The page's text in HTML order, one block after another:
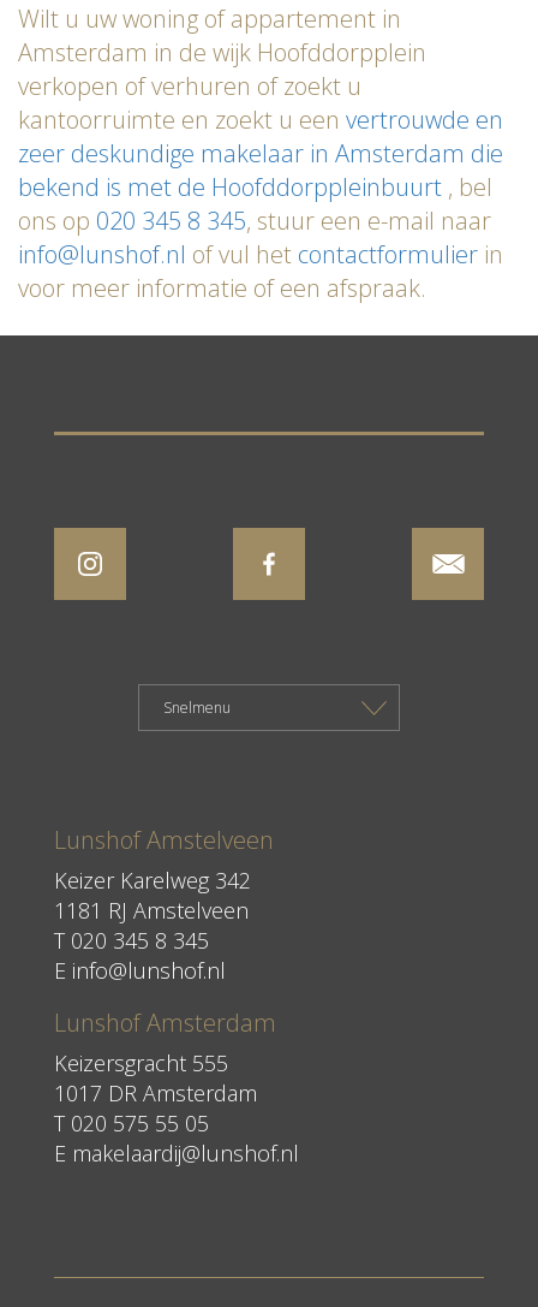
Wilt u uw woning of appartement in
Amsterdam in de wijk Hoofddorpplein
verkopen of verhuren of zoekt u
kantoorruimte en zoekt u een vertrouwde en
zeer deskundige makelaar in Amsterdam die
bekend is met de Hoofddorppleinbuurt , bel
ons op 020 345 8 345, stuur een e-mail naar
info@lunshof.nl of vul het contactformulier in
voor meer informatie of een afspraak.
Lunshof Amstelveen
Keizer Karelweg 342
1181 RJ Amstelveen
T 020 345 8 345
E info@lunshof.nl
Lunshof Amsterdam
Keizersgracht 555
1017 DR Amsterdam
T 020 575 55 05
E makelaardij@lunshof.nl